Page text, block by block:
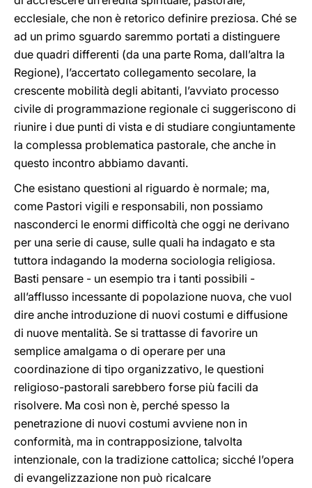
ecclesiale, che non è retorico definire preziosa. Ché se
ad un primo sguardo saremmo portati a distinguere
due quadri differenti (da una parte Roma, dall’altra la
Regione), l’accertato collegamento secolare, la
crescente mobilità degli abitanti, l’avviato processo
civile di programmazione regionale ci suggeriscono di
riunire i due punti di vista e di studiare congiuntamente
la complessa problematica pastorale, che anche in
questo incontro abbiamo davanti.
Che esistano questioni al riguardo è normale; ma,
come Pastori vigili e responsabili, non possiamo
nasconderci le enormi difficoltà che oggi ne derivano
per una serie di cause, sulle quali ha indagato e sta
tuttora indagando la moderna sociologia religiosa.
Basti pensare - un esempio tra i tanti possibili -
all’afflusso incessante di popolazione nuova, che vuol
dire anche introduzione di nuovi costumi e diffusione
di nuove mentalità. Se si trattasse di favorire un
semplice amalgama o di operare per una
coordinazione di tipo organizzativo, le questioni
religioso-pastorali sarebbero forse più facili da
risolvere. Ma così non è, perché spesso la
penetrazione di nuovi costumi avviene non in
conformità, ma in contrapposizione, talvolta
intenzionale, con la tradizione cattolica; sicché l’opera
di evangelizzazione non può ricalcare